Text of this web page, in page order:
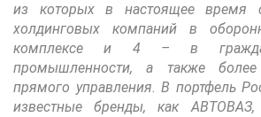
из которых в настоящее время
холдинговых компаний в
комплексе и 4 – в
промышленности, а также
прямого управления. В портфель
известные бренды, как